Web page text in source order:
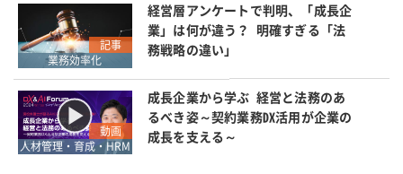
記事
業務効率化
経営層アンケートで判明、「成長企
業」は何が違う？ 明確すぎる「法
務戦略の違い」
動画
人材管理・育成・HRM
成長企業から学ぶ 経営と法務のあ
るべき姿～契約業務DX活用が企業の
成長を支える～